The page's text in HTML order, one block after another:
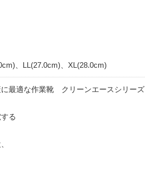
、LL(27.0cm)、XL(28.0cm)
最適な作業靴 クリーンエースシリーズ
る